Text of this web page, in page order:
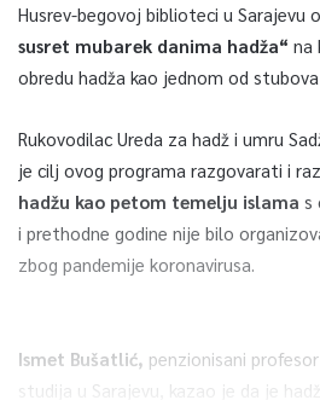
Husrev-begovoj biblioteci u Sarajevu
susret mubarek danima hadža“ na
obredu hadža kao jednom od stubova
Rukovodilac Ureda za hadž i umru
je cilj ovog programa razgovarati i
hadžu kao petom temelju islama s
i prethodne godine nije bilo
zbog pandemije koronavirusa.
Ismet Bušatlić, penzionisani
studija u Sarajevu, kazao je da je